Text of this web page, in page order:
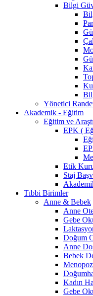
Bilgi
Yönetici
Akademik - Eğitim
Eğitim ve
EPK (
Etik
Staj
Tıbbi Birimler
Anne & Bebek
Anne
Gebe
Doğum
Anne
Bebek
Kadın
Gebe